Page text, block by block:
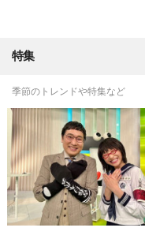
特集
季節のトレンドや特集など